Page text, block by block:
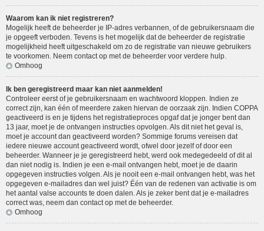
Waarom kan ik niet registreren?
Mogelijk heeft de beheerder je IP-adres verbannen, of de gebruikersnaam die
je opgeeft verboden. Tevens is het mogelijk dat de beheerder de registratie
mogelijkheid heeft uitgeschakeld om zo de registratie van nieuwe gebruikers
te voorkomen. Neem contact op met de beheerder voor verdere hulp.
Omhoog
Ik ben geregistreerd maar kan niet aanmelden!
Controleer eerst of je gebruikersnaam en wachtwoord kloppen. Indien ze
correct zijn, kan één of meerdere zaken hiervan de oorzaak zijn. Indien COPPA
geactiveerd is en je tijdens het registratieproces opgaf dat je jonger bent dan
13 jaar, moet je de ontvangen instructies opvolgen. Als dit niet het geval is,
moet je account dan geactiveerd worden? Sommige forums vereisen dat
iedere nieuwe account geactiveerd wordt, ofwel door jezelf of door een
beheerder. Wanneer je je geregistreerd hebt, werd ook medegedeeld of dit al
dan niet nodig is. Indien je een e-mail ontvangen hebt, moet je de daarin
opgegeven instructies volgen. Als je nooit een e-mail ontvangen hebt, was het
opgegeven e-mailadres dan wel juist? Één van de redenen van activatie is om
het aantal valse accounts te doen dalen. Als je zeker bent dat je e-mailadres
correct was, neem dan contact op met de beheerder.
Omhoog